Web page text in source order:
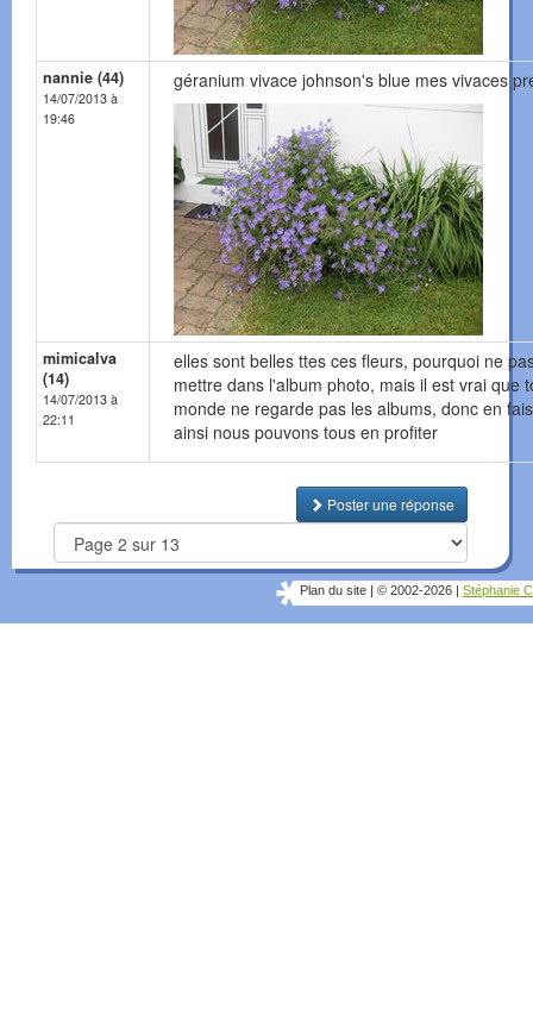
nannie (44)
14/07/2013 à
19:46
géranium vivace johnson's blue mes vivaces
mimicalva
(14)
14/07/2013 à
22:11
elles sont belles ttes ces fleurs, pourquoi ne
mettre dans l'album photo, mais il est vrai que
monde ne regarde pas les albums, donc en
ainsi nous pouvons tous en profiter
Poster une réponse
Plan du site © 2002-2026 Stéphanie C